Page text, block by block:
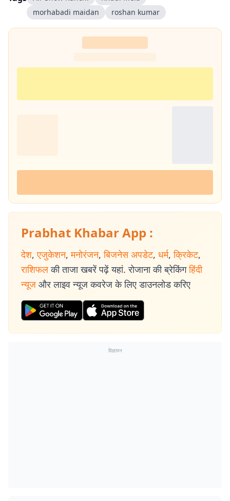
morhabadi maidan
roshan kumar
Prabhat Khabar App :
देश, एजुकेशन, मनोरंजन, बिजनेस अपडेट, धर्म, क्रिकेट,
राशिफल की ताजा खबरें पढ़ें यहां. रोजाना की ब्रेकिंग हिंदी
न्यूज और लाइव न्यूज कवरेज के लिए डाउनलोड करिए
विज्ञापन